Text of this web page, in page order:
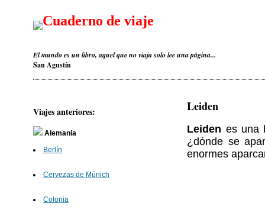
Cuaderno de viaje
El mundo es un libro, aquel que no viaja solo lee una página...
San Agustín
Viajes anteriores:
Alemania
Berlín
Cervezas de Múnich
Colonia
Leiden
Leiden es una
¿dónde se
enormes